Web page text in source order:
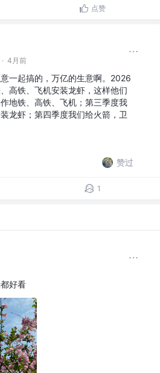
点赞
· 4月前
一起搞的，万亿的生意啊。2026
高铁、飞机安装龙虾，这样他们
地铁、高铁、飞机；第三季度我
龙虾；第四季度我们给火箭，卫
赞过
1
好看